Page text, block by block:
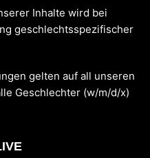
Inhalte wird bei
geschlechtsspezifischer
gelten auf all unseren
Geschlechter (w/m/d/x)